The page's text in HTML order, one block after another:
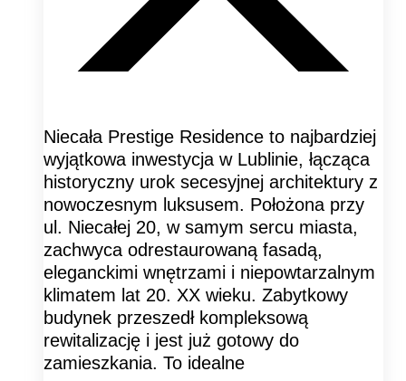
Niecała Prestige Residence to najbardziej
wyjątkowa inwestycja w Lublinie, łącząca
historyczny urok secesyjnej architektury z
nowoczesnym luksusem. Położona przy
ul. Niecałej 20, w samym sercu miasta,
zachwyca odrestaurowaną fasadą,
eleganckimi wnętrzami i niepowtarzalnym
klimatem lat 20. XX wieku. Zabytkowy
budynek przeszedł kompleksową
rewitalizację i jest już gotowy do
zamieszkania. To idealne